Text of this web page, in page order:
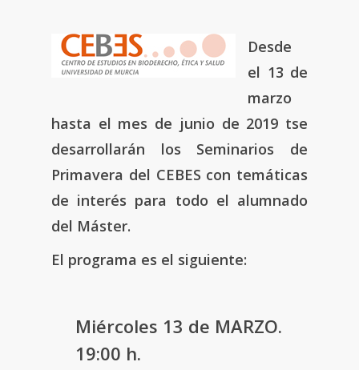
Desde
el 13 de
marzo
hasta el mes de junio de 2019 tse
desarrollarán los Seminarios de
Primavera del CEBES con temáticas
de interés para todo el alumnado
del Máster.
El programa es el siguiente:
Miércoles 13 de MARZO.
19:00 h.